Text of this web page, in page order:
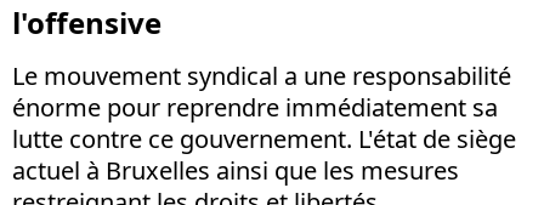
l'offensive
Le mouvement syndical a une responsabilité
énorme pour reprendre immédiatement sa
lutte contre ce gouvernement. L'état de siège
actuel à Bruxelles ainsi que les mesures